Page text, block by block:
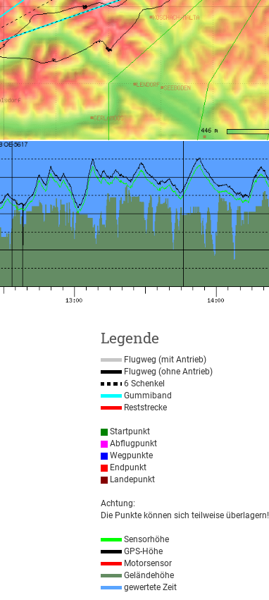
Legende
Flugweg (mit Antrieb)
Flugweg (ohne Antrieb)
6 Schenkel
Gummiband
Reststrecke
Startpunkt
Abflugpunkt
Wegpunkte
Endpunkt
Landepunkt
Achtung:
Die Punkte können sich teilweise überlagern!
Sensorhöhe
GPS-Höhe
Motorsensor
Geländehöhe
gewertete Zeit